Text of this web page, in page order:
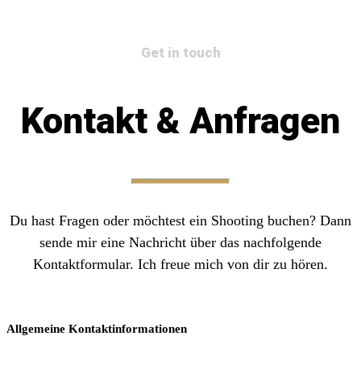
Get in touch
Kontakt & Anfragen
Du hast Fragen oder möchtest ein Shooting buchen? Dann
sende mir eine Nachricht über das nachfolgende
Kontaktformular. Ich freue mich von dir zu hören.
Allgemeine Kontaktinformationen